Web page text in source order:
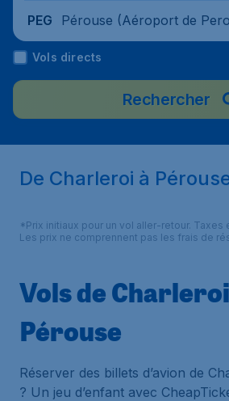
PEG
Pérouse (Aéroport de
Vols directs
Rechercher
De Charleroi à
*Prix initiaux pour un vol aller-retour. Taxes
Les prix ne comprennent pas les frais de
Vols de
Pérouse
Réserver des billets d’avion de
? Un jeu d’enfant avec